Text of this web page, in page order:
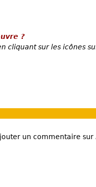
?
cliquant sur les icônes
un commentaire sur